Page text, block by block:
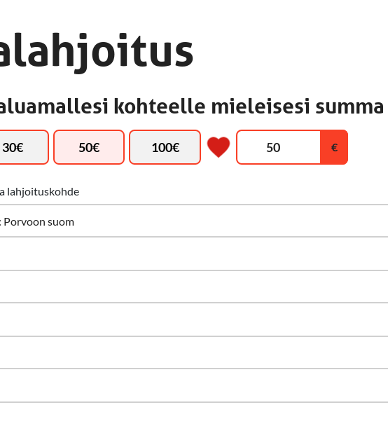
kohteelle mieleisesi summa
lahjoituskohde
30€ 50€ 100€